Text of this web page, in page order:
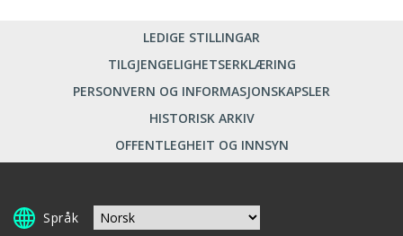
LEDIGE STILLINGAR
TILGJENGELIGHETSERKLÆRING
PERSONVERN OG INFORMASJONSKAPSLER
HISTORISK ARKIV
OFFENTLEGHEIT OG INNSYN
Språk